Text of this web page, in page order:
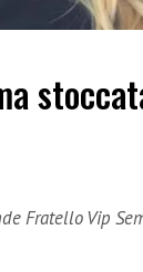
Fratello Vip